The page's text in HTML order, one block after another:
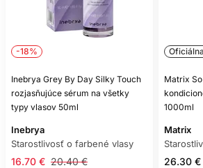
-18%
Inebrya Grey By Day Silky Touch
rozjasňujúce sérum na všetky
typy vlasov 50ml
Inebrya
Starostlivosť o farbené vlasy
20.40 €
16.70 €
Matrix
1000ml
Matrix
26.30 €